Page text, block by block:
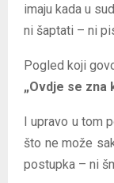
imaju kada u
ni šaptati – ni
Pogled koji
„Ovdje se zna
I upravo u tom
što ne može
postupka – ni